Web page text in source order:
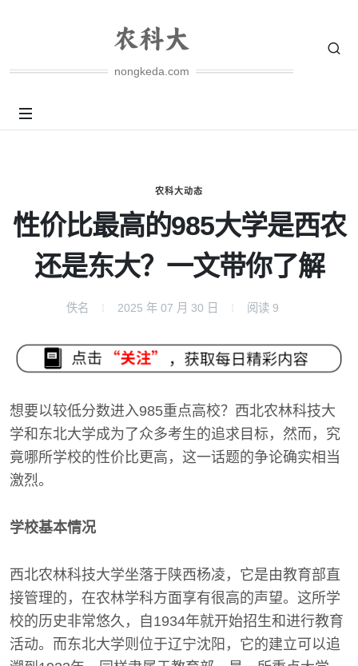
nongkeda.com
农科大动态
性价比最高的985大学是西农
还是东大？一文带你了解
佚名 2025 年 07 月 30 日 阅读 9
想要以较低分数进入985重点高校？西北农林科技大
学和东北大学成为了众多考生的追求目标，然而，究
竟哪所学校的性价比更高，这一话题的争论确实相当
激烈。
学校基本情况
西北农林科技大学坐落于陕西杨凌，它是由教育部直
接管理的，在农林学科方面享有很高的声望。这所学
校的历史非常悠久，自1934年就开始招生和进行教育
活动。而东北大学则位于辽宁沈阳，它的建立可以追